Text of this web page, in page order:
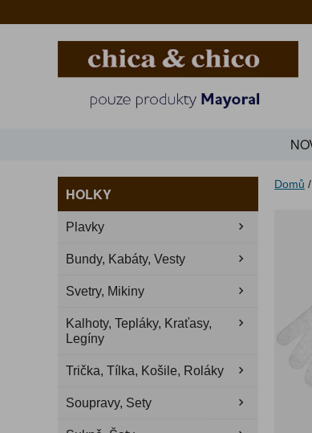
HOLKY
Plavky
Bundy, Kabáty, Vesty
Svetry, Mikiny
Kalhoty, Tepláky, Kraťasy,
Legíny
Trička, Tílka, Košile, Roláky
Soupravy, Sety
Domů /